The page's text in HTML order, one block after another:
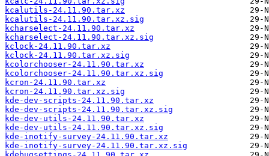
kcalutils-24.11.90.tar.xz
kcalutils-24.11.90.tar.xz.sig
kcharselect-24.11.90.tar.xz
kcharselect-24.11.90.tar.xz.sig
kclock-24.11.90.tar.xz
kclock-24.11.90.tar.xz.sig
kcolorchooser-24.11.90.tar.xz
kcolorchooser-24.11.90.tar.xz.sig
kcron-24.11.90.tar.xz
kcron-24.11.90.tar.xz.sig
kde-dev-scripts-24.11.90.tar.xz
kde-dev-scripts-24.11.90.tar.xz.sig
kde-dev-utils-24.11.90.tar.xz
kde-dev-utils-24.11.90.tar.xz.sig
kde-inotify-survey-24.11.90.tar.xz
kde-inotify-survey-24.11.90.tar.xz.sig